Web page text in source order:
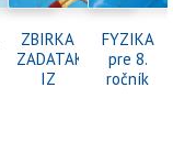
ZBIRKA
ZADATAKA
IZ
FYZIKA
pre 8.
ročník